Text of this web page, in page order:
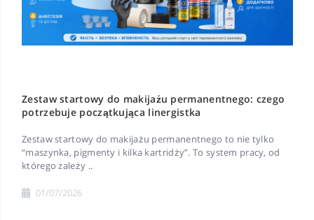
Zestaw startowy do makijażu permanentnego: czego
potrzebuje początkująca linergistka
Zestaw startowy do makijażu permanentnego to nie tylko
“maszynka, pigmenty i kilka kartridży”. To system pracy, od
którego zależy ..
01/07/2026